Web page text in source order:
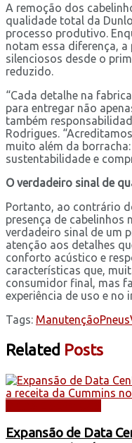
A remoção dos
qualidade total da
processo produtivo.
notam essa diferença,
silenciosos desde o
reduzido.
“Cada detalhe na
para entregar não
também
Rodrigues.
muito além da
sustentabilidade e
O verdadeiro sinal de
Portanto, ao contrário
presença de cabelinhos
verdadeiro sinal de um
atenção aos detalhes
conforto acústico e
características que,
consumidor final, mas
experiência de uso e no
Tags: ManutençãoPneus
Related Posts
Expansão de Data